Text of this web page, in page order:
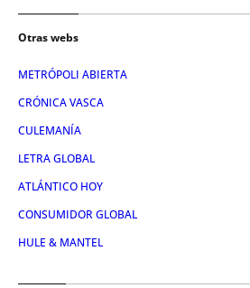
Otras webs
METRÓPOLI ABIERTA
CRÓNICA VASCA
CULEMANÍA
LETRA GLOBAL
ATLÁNTICO HOY
CONSUMIDOR GLOBAL
HULE & MANTEL